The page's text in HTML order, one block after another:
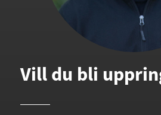
Vill du bli